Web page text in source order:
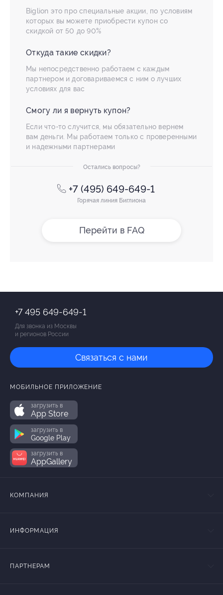
Biglion это про специальные акции, по условиям
которых вы можете приобрести купон со
скидкой от 50 до 90%
Откуда такие скидки?
Мы непосредственно работаем с каждым
партнером и договариваемся с ним о лучших
условиях для вас
Смогу ли я вернуть купон?
Если что-то случится, мы обязательно вернем
вам деньги. Мы работаем только с проверенными
и надежными партнерами
Остались вопросы?
+7 (495) 649-649-1
Горячая линия Биглиона
Перейти в FAQ
+7 495 649-649-1
Для звонка из Москвы
и регионов России
Связаться с нами
МОБИЛЬНОЕ ПРИЛОЖЕНИЕ
загрузить в
App Store
загрузить в
Google Play
загрузить в
AppGallery
КОМПАНИЯ
ИНФОРМАЦИЯ
ПАРТНЕРАМ